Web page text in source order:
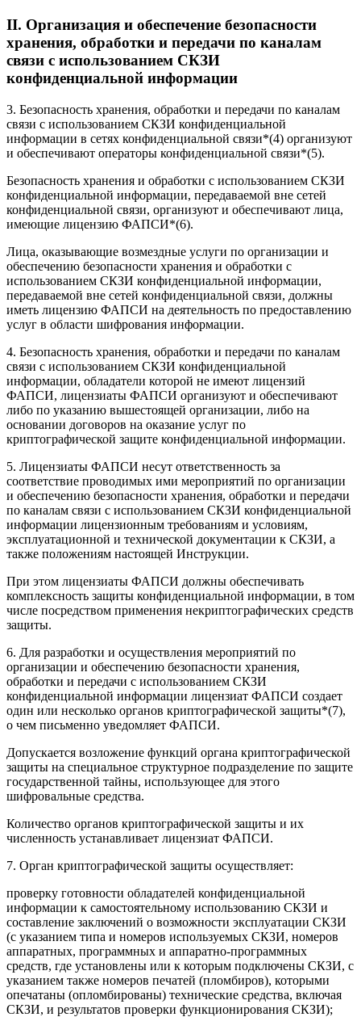
II. Организация и обеспечение безопасности
хранения, обработки и передачи по каналам
связи с использованием СКЗИ
конфиденциальной информации
3. Безопасность хранения, обработки и передачи по каналам
связи с использованием СКЗИ конфиденциальной
информации в сетях конфиденциальной связи*(4) организуют
и обеспечивают операторы конфиденциальной связи*(5).
Безопасность хранения и обработки с использованием СКЗИ
конфиденциальной информации, передаваемой вне сетей
конфиденциальной связи, организуют и обеспечивают лица,
имеющие лицензию ФАПСИ*(6).
Лица, оказывающие возмездные услуги по организации и
обеспечению безопасности хранения и обработки с
использованием СКЗИ конфиденциальной информации,
передаваемой вне сетей конфиденциальной связи, должны
иметь лицензию ФАПСИ на деятельность по предоставлению
услуг в области шифрования информации.
4. Безопасность хранения, обработки и передачи по каналам
связи с использованием СКЗИ конфиденциальной
информации, обладатели которой не имеют лицензий
ФАПСИ, лицензиаты ФАПСИ организуют и обеспечивают
либо по указанию вышестоящей организации, либо на
основании договоров на оказание услуг по
криптографической защите конфиденциальной информации.
5. Лицензиаты ФАПСИ несут ответственность за
соответствие проводимых ими мероприятий по организации
и обеспечению безопасности хранения, обработки и передачи
по каналам связи с использованием СКЗИ конфиденциальной
информации лицензионным требованиям и условиям,
эксплуатационной и технической документации к СКЗИ, а
также положениям настоящей Инструкции.
При этом лицензиаты ФАПСИ должны обеспечивать
комплексность защиты конфиденциальной информации, в том
числе посредством применения некриптографических средств
защиты.
6. Для разработки и осуществления мероприятий по
организации и обеспечению безопасности хранения,
обработки и передачи с использованием СКЗИ
конфиденциальной информации лицензиат ФАПСИ создает
один или несколько органов криптографической защиты*(7),
о чем письменно уведомляет ФАПСИ.
Допускается возложение функций органа криптографической
защиты на специальное структурное подразделение по защите
государственной тайны, использующее для этого
шифровальные средства.
Количество органов криптографической защиты и их
численность устанавливает лицензиат ФАПСИ.
7. Орган криптографической защиты осуществляет:
проверку готовности обладателей конфиденциальной
информации к самостоятельному использованию СКЗИ и
составление заключений о возможности эксплуатации СКЗИ
(с указанием типа и номеров используемых СКЗИ, номеров
аппаратных, программных и аппаратно-программных
средств, где установлены или к которым подключены СКЗИ, с
указанием также номеров печатей (пломбиров), которыми
опечатаны (опломбированы) технические средства, включая
СКЗИ, и результатов проверки функционирования СКЗИ);